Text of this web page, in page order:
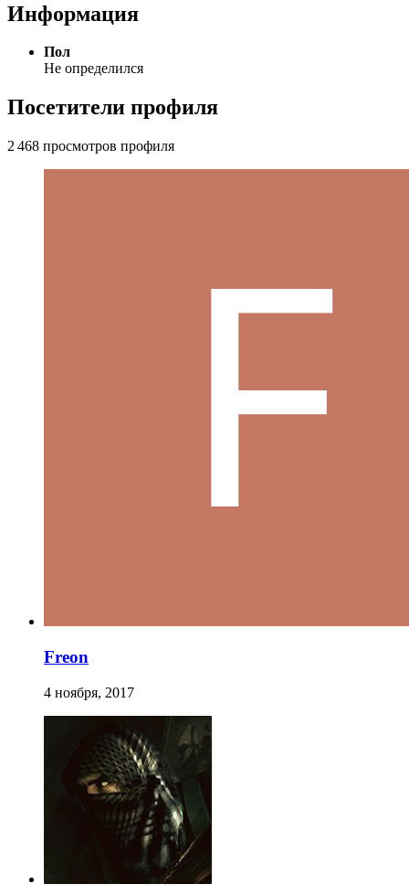
Информация
Пол
Не определился
Посетители профиля
2 468 просмотров профиля
Freon
4 ноября, 2017